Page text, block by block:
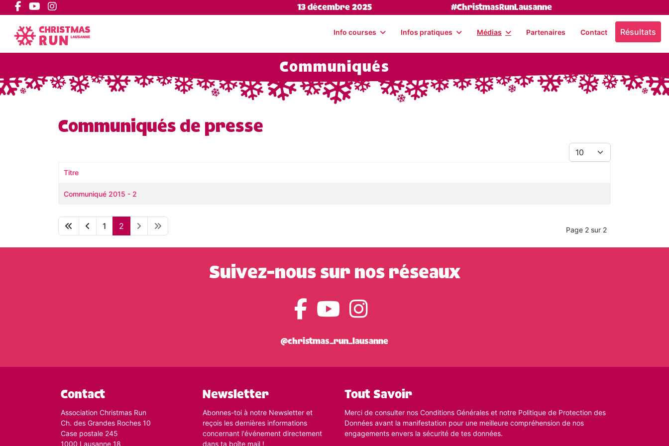
13 décembre 2025 #ChristmasRunLausanne
Info courses Infos pratiques Médias Partenaires Contact Résultats
Communiqués
Communiqués de presse
Afficher #
Titre
Communiqué 2015 - 2
Page 2 sur 2
1 2
Suivez-nous sur nos réseaux
@christmas_run_lausanne
Contact
Association Christmas Run
Ch. des Grandes Roches 10
Case postale 245
1000 Lausanne 18
Newsletter
Abonnes-toi à notre Newsletter et
reçois les dernières informations
concernant l'événement directement
dans ta boîte mail !
Tout Savoir
Merci de consulter nos Conditions Générales et notre Politique de Protection des
Données avant la manifestation pour une meilleure compréhension de nos
engagements envers la sécurité de tes données.